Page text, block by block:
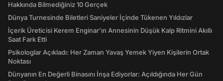
Hakkında Bilmediğiniz 10 Gerçek
Dünya Turnesinde Biletleri Saniyeler İçinde Tükenen Yıldızlar
İçerik Üreticisi Kerem Enginar'ın Annesinin Düşük Kalp Ritmini Akıllı
Saat Fark Etti
Psikologlar Açıkladı: Her Zaman Yavaş Yemek Yiyen Kişilerin Ortak
Noktası
Dünyanın En Değerli Binasını İnşa Ediyorlar: Açıldığında Her Gün